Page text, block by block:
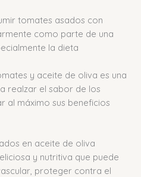
tomates asados con
como parte de una
la dieta
y aceite de oliva es una
realzar el sabor de los
al máximo sus beneficios
en aceite de oliva
y nutritiva que puede
proteger contra el